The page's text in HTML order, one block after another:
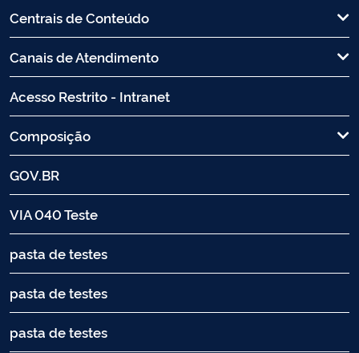
Centrais de Conteúdo
Canais de Atendimento
Acesso Restrito - Intranet
Composição
GOV.BR
VIA 040 Teste
pasta de testes
pasta de testes
pasta de testes